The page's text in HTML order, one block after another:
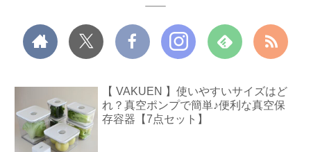
【 VAKUEN 】使いやすいサイズはど
れ？真空ポンプで簡単♪便利な真空保
存容器【7点セット】